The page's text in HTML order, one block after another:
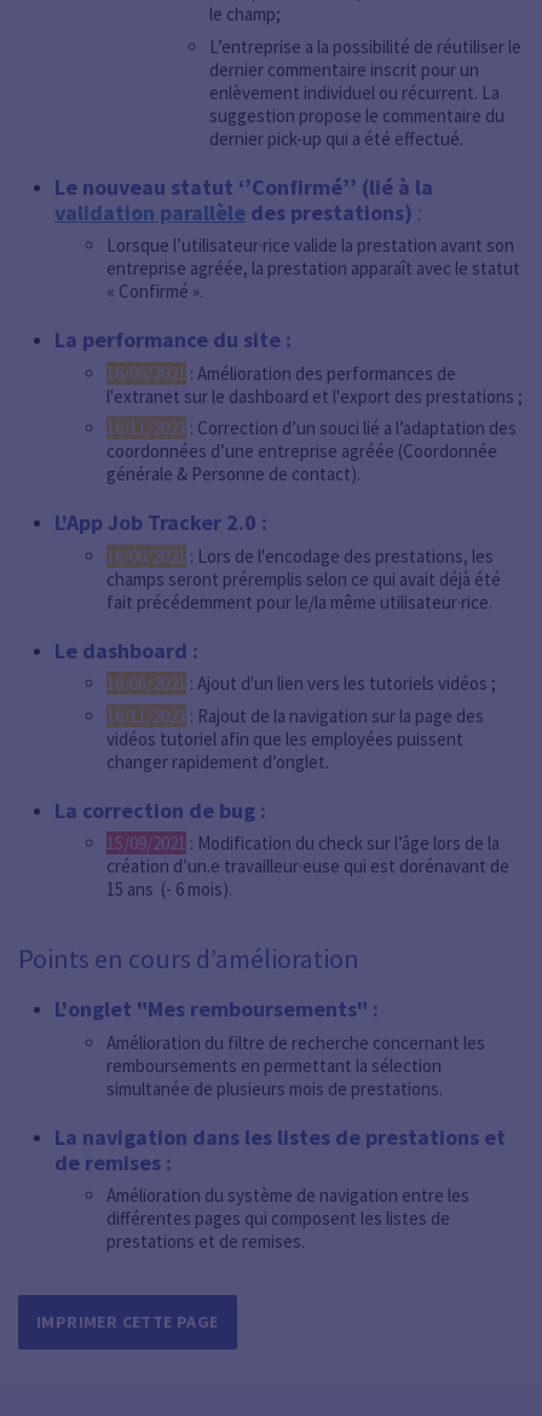
le champ;
L’entreprise a la possibilité de réutiliser le
dernier commentaire inscrit pour un
enlèvement individuel ou récurrent. La
suggestion propose le commentaire du
dernier pick-up qui a été effectué.
Le nouveau statut ‘’Confirmé’’ (lié à la
validation parallèle des prestations) :
Lorsque l’utilisateur·rice valide la prestation avant son
entreprise agréée, la prestation apparaît avec le statut
« Confirmé ».
La performance du site :
16/06/2021 : Amélioration des performances de
l'extranet sur le dashboard et l'export des prestations ;
16/11/2023 : Correction d’un souci lié a l’adaptation des
coordonnées d’une entreprise agréée (Coordonnée
générale & Personne de contact).
L'App Job Tracker 2.0 :
16/06/2021 : Lors de l'encodage des prestations, les
champs seront préremplis selon ce qui avait déjà été
fait précédemment pour le/la même utilisateur·rice.
Le dashboard :
16/06/2021 : Ajout d'un lien vers les tutoriels vidéos ;
16/11/2023 : Rajout de la navigation sur la page des
vidéos tutoriel afin que les employées puissent
changer rapidement d’onglet.
La correction de bug :
15/09/2021 : Modification du check sur l’âge lors de la
création d’un.e travailleur·euse qui est dorénavant de
15 ans (- 6 mois).
Points en cours d’amélioration
L'onglet "Mes remboursements" :
Amélioration du filtre de recherche concernant les
remboursements en permettant la sélection
simultanée de plusieurs mois de prestations.
La navigation dans les listes de prestations et
de remises :
Amélioration du système de navigation entre les
différentes pages qui composent les listes de
prestations et de remises.
IMPRIMER CETTE PAGE